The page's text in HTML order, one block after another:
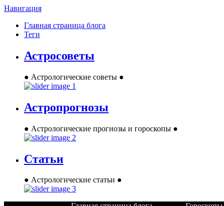
Навигация
Главная страница блога
Теги
Астросоветы
● Астрологические советы ●
Астропрогнозы
● Астрологические прогнозы и гороскопы ●
Статьи
● Астрологические статьи ●